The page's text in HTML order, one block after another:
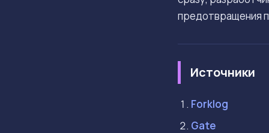
предотвращения
Источники
Forklog
Gate